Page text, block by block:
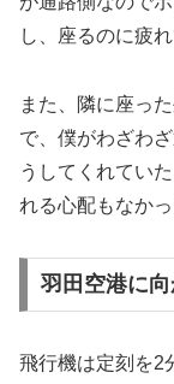
し、座るのに疲
また、隣に座っ
で、僕がわざわ
うしてくれてい
れる心配もなか
羽田空港に
飛行機は定刻を2